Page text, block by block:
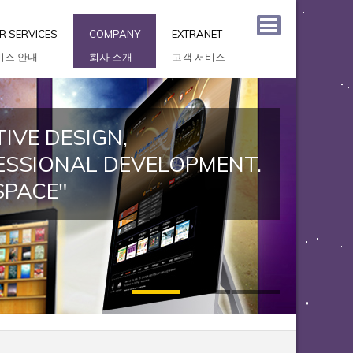
SERVICES
스 안내
COMPANY
회사 소개
EXTRANET
고객 서비스
DESIGN,
DEVELOPMENT.